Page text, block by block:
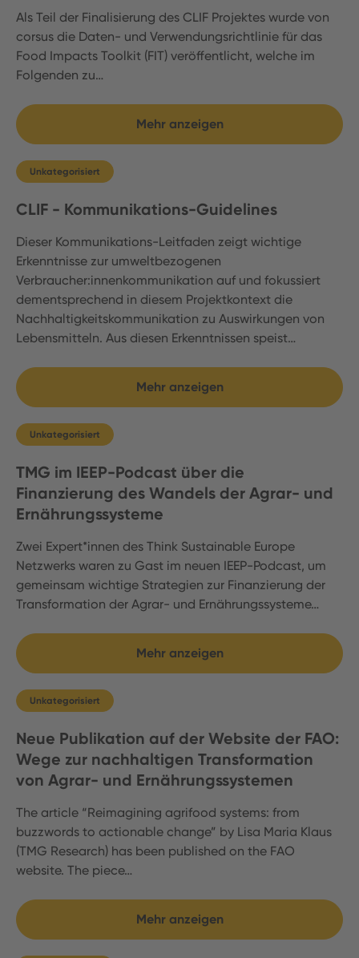
Als Teil der Finalisierung des CLIF Projektes wurde von
corsus die Daten- und Verwendungsrichtlinie für das
Food Impacts Toolkit (FIT) veröffentlicht, welche im
Folgenden zu…
Mehr anzeigen
Unkategorisiert
CLIF - Kommunikations-Guidelines
Dieser Kommunikations-Leitfaden zeigt wichtige
Erkenntnisse zur umweltbezogenen
Verbraucher:innenkommunikation auf und fokussiert
dementsprechend in diesem Projektkontext die
Nachhaltigkeitskommunikation zu Auswirkungen von
Lebensmitteln. Aus diesen Erkenntnissen speist…
Mehr anzeigen
Unkategorisiert
TMG im IEEP-Podcast über die
Finanzierung des Wandels der Agrar- und
Ernährungssysteme
Zwei Expert*innen des Think Sustainable Europe
Netzwerks waren zu Gast im neuen IEEP-Podcast, um
gemeinsam wichtige Strategien zur Finanzierung der
Transformation der Agrar- und Ernährungssysteme…
Mehr anzeigen
Unkategorisiert
Neue Publikation auf der Website der FAO:
Wege zur nachhaltigen Transformation
von Agrar- und Ernährungssystemen
The article “Reimagining agrifood systems: from
buzzwords to actionable change” by Lisa Maria Klaus
(TMG Research) has been published on the FAO
website. The piece…
Mehr anzeigen